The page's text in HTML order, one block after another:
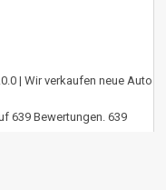
| Wir verkaufen neue Auto
639 Bewertungen.639